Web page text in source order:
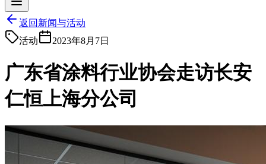
返回新闻与活动
活动
2023年8月7日
广东省涂料行业协会走访长安
仁恒上海分公司